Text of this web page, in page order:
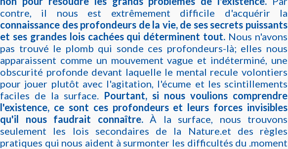
contre, il nous est extrêmement difficile d'acquérir la
connaissance des profondeurs de la vie, de ses secrets puissants
et ses grandes lois cachées qui déterminent tout. Nous n'avons
pas trouvé le plomb qui sonde ces profondeurs-là; elles nous
apparaissent comme un mouvement vague et indéterminé, une
obscurité profonde devant laquelle le mental recule volontiers
pour jouer plutôt avec l'agitation, l'écume et les scintillements
faciles de la surface. Pourtant, si nous voulions comprendre
l'existence, ce sont ces profondeurs et leurs forces invisibles
qu'il nous faudrait connaître.À la surface, nous trouvons
seulement les lois secondaires de la Nature.et des règles
pratiques qui nous aident à surmonter les difficultés du .moment